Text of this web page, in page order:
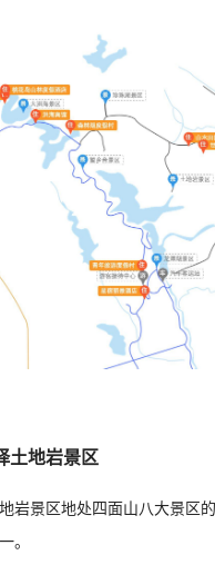
土地岩景区
岩景区地处四面山八大景区
。